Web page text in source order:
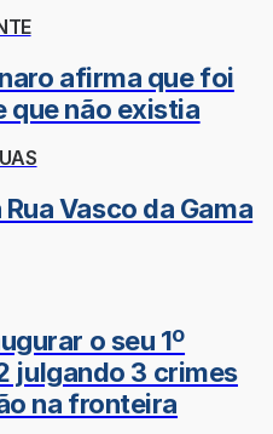
afirma que foi
que não existia
Vasco da Gama
o seu 1º
julgando 3 crimes
na fronteira